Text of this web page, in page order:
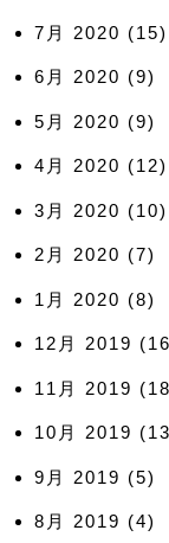
7月 2020 (15)
6月 2020 (9)
5月 2020 (9)
4月 2020 (12)
3月 2020 (10)
2月 2020 (7)
1月 2020 (8)
12月 2019
11月 2019
10月 2019
9月 2019 (5)
8月 2019 (4)